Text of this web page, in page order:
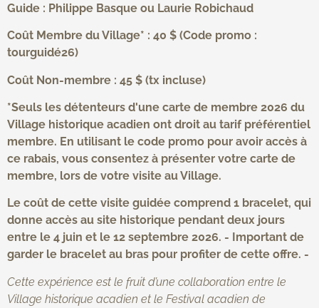
Guide : Philippe Basque ou Laurie Robichaud
Coût Membre du Village* : 40 $ (Code promo :
tourguidé26)
Coût Non-membre : 45 $ (tx incluse)
*Seuls les détenteurs d'une carte de membre 2026 du
Village historique acadien ont droit au tarif préférentiel
membre. En utilisant le code promo pour avoir accès à
ce rabais, vous consentez à présenter votre carte de
membre, lors de votre visite au Village.
Le coût de cette visite guidée comprend 1 bracelet, qui
donne accès au site historique pendant deux jours
entre le 4 juin et le 12 septembre 2026. - Important de
garder le bracelet au bras pour profiter de cette offre. -
Cette expérience est le fruit d’une collaboration entre le
Village historique acadien et le Festival acadien de